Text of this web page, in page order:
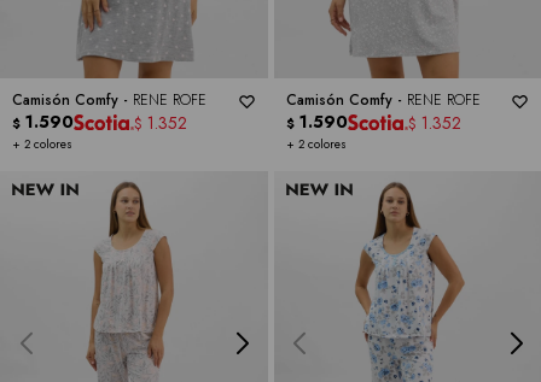
Camisón Comfy - RENE ROFE
+ 2 colores
$ 1.590 $ 1.352
Camisón Comfy - RENE ROFE
+ 2 colores
$ 1.590 $ 1.352